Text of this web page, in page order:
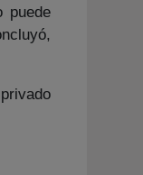
puede